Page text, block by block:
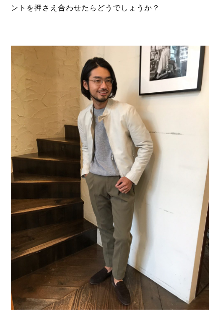
ントを押さえ合わせたらどうでしょうか？